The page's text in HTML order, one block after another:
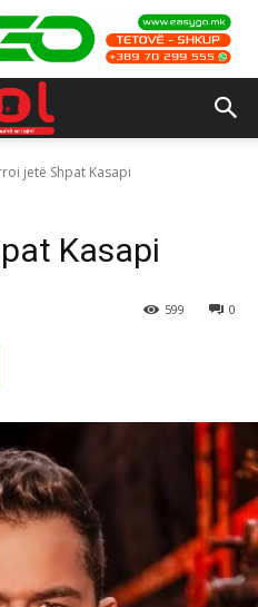
jetë Shpat Kasapi
Kasapi
0
599